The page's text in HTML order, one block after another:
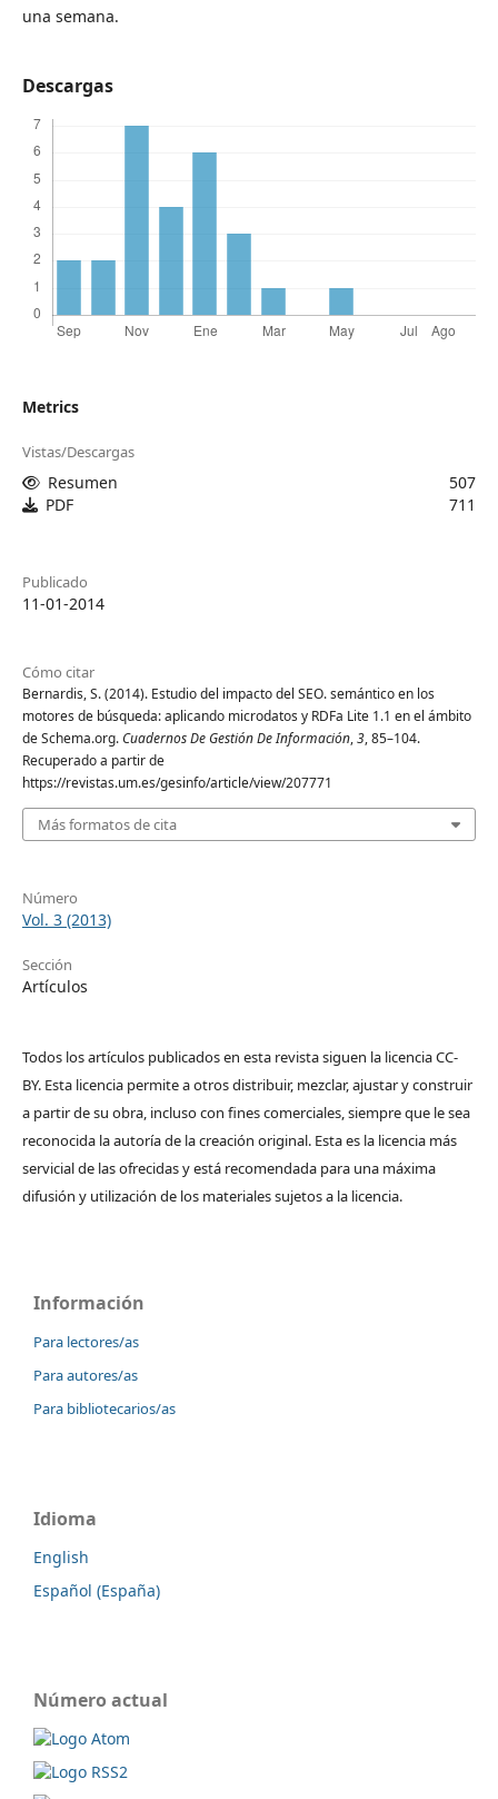
una semana.
Descargas
Metrics
Vistas/Descargas
Resumen
507
PDF
711
Publicado
11-01-2014
Cómo citar
Bernardis, S. (2014). Estudio del impacto del SEO. semántico en los
motores de búsqueda: aplicando microdatos y RDFa Lite 1.1 en el ámbito
de Schema.org.Cuadernos De Gestión De Información,3, 85–104.
Recuperado a partir de
https://revistas.um.es/gesinfo/article/view/207771
Más formatos de cita
Número
Vol. 3 (2013)
Sección
Artículos
Todos los artículos publicados en esta revista siguen la licencia CC-
BY. Esta licencia permite a otros distribuir, mezclar, ajustar y construir
a partir de su obra, incluso con fines comerciales, siempre que le sea
reconocida la autoría de la creación original. Esta es la licencia más
servicial de las ofrecidas y está recomendada para una máxima
difusión y utilización de los materiales sujetos a la licencia.
Información
Para lectores/as
Para autores/as
Para bibliotecarios/as
Idioma
English
Español (España)
Número actual